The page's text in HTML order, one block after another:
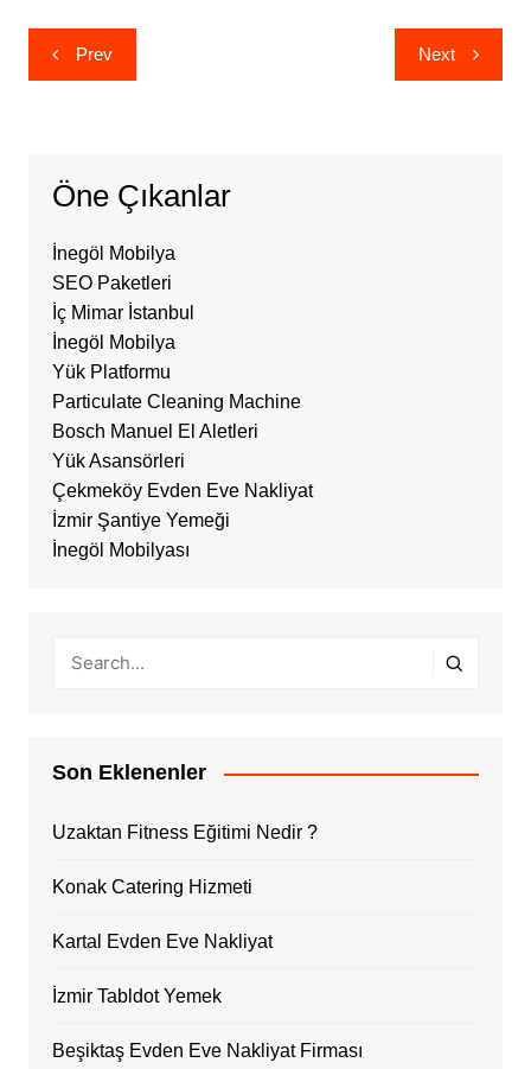
Yazı
gezinmesi
Prev Next
Öne Çıkanlar
İnegöl Mobilya
SEO Paketleri
İç Mimar İstanbul
İnegöl Mobilya
Yük Platformu
Particulate Cleaning Machine
Bosch Manuel El Aletleri
Yük Asansörleri
Çekmeköy Evden Eve Nakliyat
İzmir Şantiye Yemeği
İnegöl Mobilyası
Son Eklenenler
Uzaktan Fitness Eğitimi Nedir ?
Konak Catering Hizmeti
Kartal Evden Eve Nakliyat
İzmir Tabldot Yemek
Beşiktaş Evden Eve Nakliyat Firması